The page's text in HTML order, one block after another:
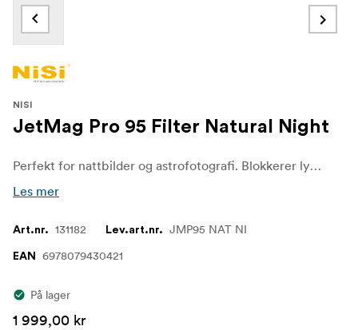
NISI
JetMag Pro 95 Filter Natural Night
Perfekt for nattbilder og astrofotografi. Blokkerer lysbølgelengder fra vanlige kilder til lysforurensning. NiSi JETMAG-filtre er utviklet for fotografer og videografer som krever hurtighet, stabilitet og allsidighet i hvert eneste opptak. Takket være en unik magnetisk utforming gjør disse filtrene det mulig å bytte dem raskt og sikkert, slik at kreative kan tilpasse seg skiftende lys- og opptaksforhold på en sømløs måte.
Les mer
Art.nr. 131182 Lev.art.nr. JMP95 NAT NI
EAN 6978079430421
På lager
1 999,00 kr